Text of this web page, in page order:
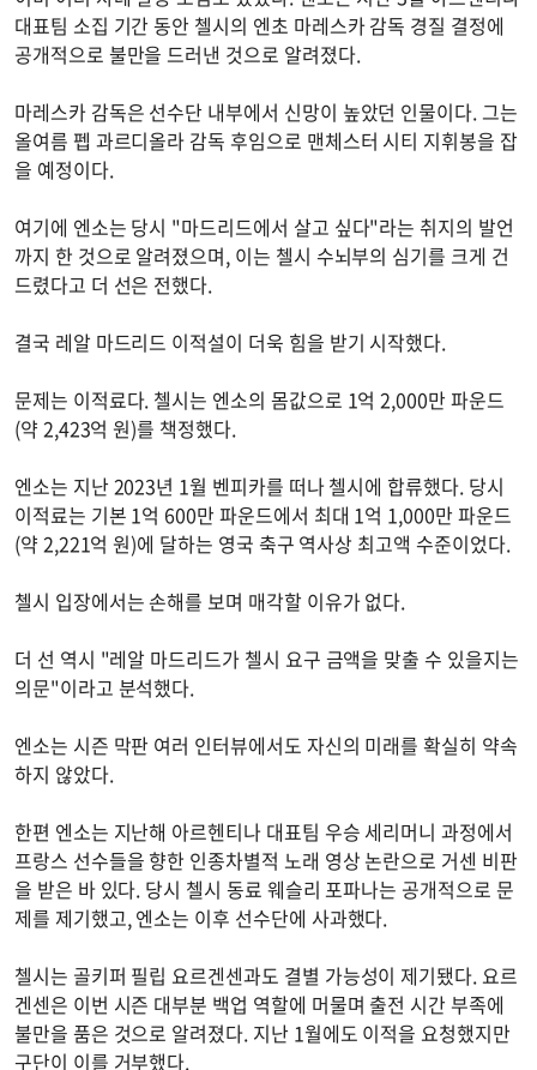
대표팀 소집 기간 동안 첼시의 엔초 마레스카 감독 경질 결정에
공개적으로 불만을 드러낸 것으로 알려졌다.
마레스카 감독은 선수단 내부에서 신망이 높았던 인물이다. 그는
올여름 펩 과르디올라 감독 후임으로 맨체스터 시티 지휘봉을 잡
을 예정이다.
여기에 엔소는 당시 "마드리드에서 살고 싶다"라는 취지의 발언
까지 한 것으로 알려졌으며, 이는 첼시 수뇌부의 심기를 크게 건
드렸다고 더 선은 전했다.
결국 레알 마드리드 이적설이 더욱 힘을 받기 시작했다.
문제는 이적료다. 첼시는 엔소의 몸값으로 1억 2,000만 파운드
(약 2,423억 원)를 책정했다.
엔소는 지난 2023년 1월 벤피카를 떠나 첼시에 합류했다. 당시
이적료는 기본 1억 600만 파운드에서 최대 1억 1,000만 파운드
(약 2,221억 원)에 달하는 영국 축구 역사상 최고액 수준이었다.
첼시 입장에서는 손해를 보며 매각할 이유가 없다.
더 선 역시 "레알 마드리드가 첼시 요구 금액을 맞출 수 있을지는
의문"이라고 분석했다.
엔소는 시즌 막판 여러 인터뷰에서도 자신의 미래를 확실히 약속
하지 않았다.
한편 엔소는 지난해 아르헨티나 대표팀 우승 세리머니 과정에서
프랑스 선수들을 향한 인종차별적 노래 영상 논란으로 거센 비판
을 받은 바 있다. 당시 첼시 동료 웨슬리 포파나는 공개적으로 문
제를 제기했고, 엔소는 이후 선수단에 사과했다.
첼시는 골키퍼 필립 요르겐센과도 결별 가능성이 제기됐다. 요르
겐센은 이번 시즌 대부분 백업 역할에 머물며 출전 시간 부족에
불만을 품은 것으로 알려졌다. 지난 1월에도 이적을 요청했지만
구단이 이를 거부했다.